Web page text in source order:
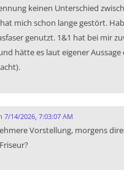
keinen Unterschied
mich schon lange gestört.
genutzt. 1&1 hat bei mir
hätte es laut eigener Aussage
7/14/2026, 7:03:07 AM
Vorstellung, morgens